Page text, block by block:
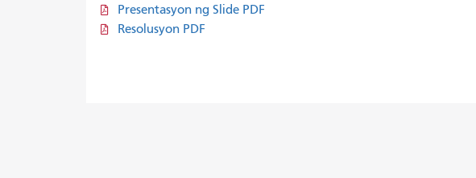
Presentasyon ng Slide PDF
Resolusyon PDF